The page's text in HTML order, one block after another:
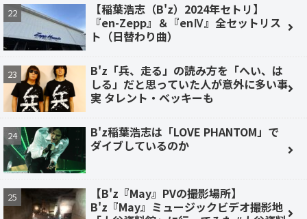
【稲葉浩志（B'z）2024年セトリ】
『en-Zepp』＆『enⅣ』全セットリス
ト（日替わり曲）
B'z「兵、走る」の読み方を「へい、は
しる」だと思っていた人が意外に多い事
実 タレント・ベッキーも
B'z稲葉浩志は「LOVE PHANTOM」で
ダイブしているのか
【B'z『May』PVの撮影場所】
B'z『May』ミュージックビデオ撮影地